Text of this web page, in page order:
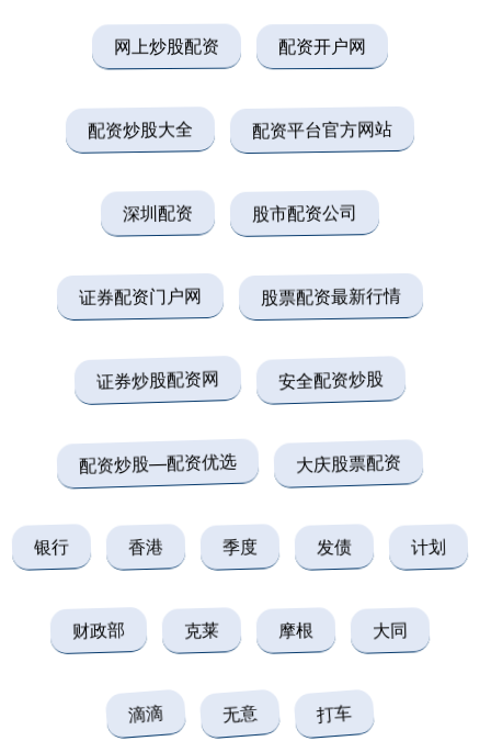
网上炒股配资 配资开户网
配资炒股大全 配资平台官方网站
深圳配资 股市配资公司
证券配资门户网 股票配资最新行情
证券炒股配资网 安全配资炒股
配资炒股—配资优选 大庆股票配资
银行 香港 季度 发债 计划
财政部 克莱 摩根 大同
滴滴 无意 打车